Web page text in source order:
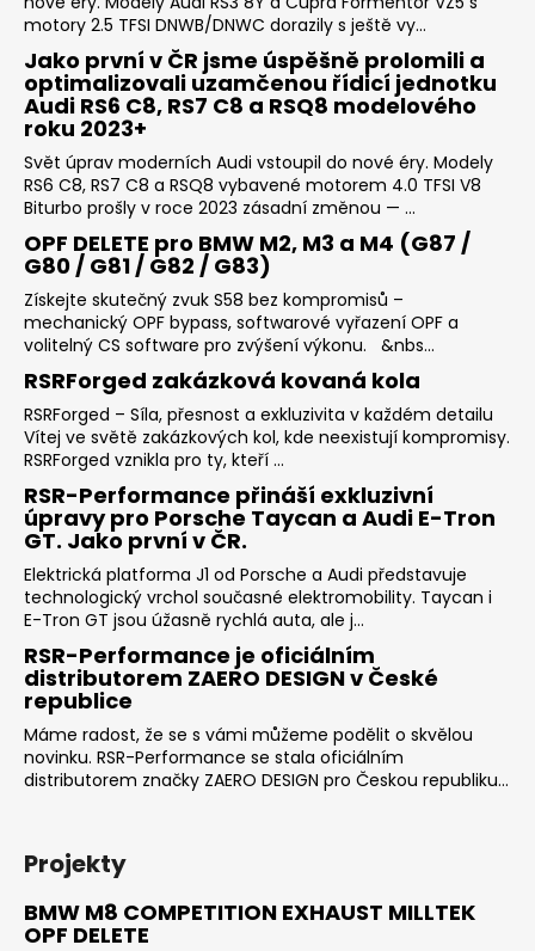
motory 2.5 TFSI DNWB/DNWC dorazily s ještě vy...
Jako první v ČR jsme úspěšně prolomili a
optimalizovali uzamčenou řídicí jednotku
Audi RS6 C8, RS7 C8 a RSQ8 modelového
roku 2023+
Svět úprav moderních Audi vstoupil do nové éry. Modely
RS6 C8, RS7 C8 a RSQ8 vybavené motorem 4.0 TFSI V8
Biturbo prošly v roce 2023 zásadní změnou — ...
OPF DELETE pro BMW M2, M3 a M4 (G87 /
G80 / G81 / G82 / G83)
Získejte skutečný zvuk S58 bez kompromisů –
mechanický OPF bypass, softwarové vyřazení OPF a
volitelný CS software pro zvýšení výkonu. &nbs...
RSRForged zakázková kovaná kola
RSRForged – Síla, přesnost a exkluzivita v každém detailu
Vítej ve světě zakázkových kol, kde neexistují kompromisy.
RSRForged vznikla pro ty, kteří ...
RSR-Performance přináší exkluzivní
úpravy pro Porsche Taycan a Audi E-Tron
GT. Jako první v ČR.
Elektrická platforma J1 od Porsche a Audi představuje
technologický vrchol současné elektromobility. Taycan i
E-Tron GT jsou úžasně rychlá auta, ale j...
RSR-Performance je oficiálním
distributorem ZAERO DESIGN v České
republice
Máme radost, že se s vámi můžeme podělit o skvělou
novinku. RSR-Performance se stala oficiálním
distributorem značky ZAERO DESIGN pro Českou republiku...
Projekty
BMW M8 COMPETITION EXHAUST MILLTEK
OPF DELETE